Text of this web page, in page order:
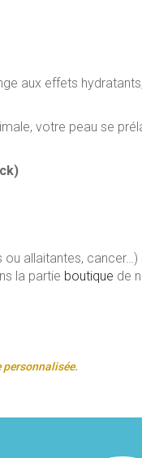
aux effets
votre peau se
allaitantes, cancer…)
la partie boutique de
personnalisée.